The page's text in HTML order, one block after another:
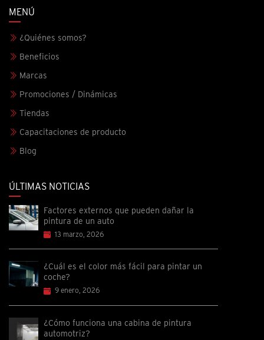
MENÚ
¿Quiénes somos?
Beneficios
Marcas
Promociones / Dinámicas
Tiendas
Capacitaciones de producto
Blog
ÚLTIMAS NOTICIAS
Factores externos que pueden dañar la
pintura de un auto
13 marzo, 2026
¿Cuál es el color más fácil para pintar un
coche?
9 enero, 2026
¿Cómo funciona una cabina de pintura
automotriz?